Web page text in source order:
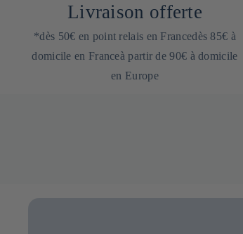
Livraison offerte
*dès 50€ en point relais en Francedès 85€ à
domicile en Franceà partir de 90€ à domicile
en Europe